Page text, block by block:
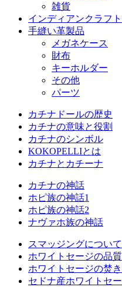
雑貨
インディアンクラフト
手縫い革製品
メガネケース
財布
キーホルダー
その他
パーツ
カチナドールの歴史
カチナの意味と役割
カチナのシンボル
KOKOPELLIとは
カチナとカチーナ
カチナの神話
ホピ族の神話1
ホピ族の神話2
ナヴァホ族の神話
スマッジングについて
ホワイトセージの品質
ホワイトセージの焚
セドナ産ホワイトセ